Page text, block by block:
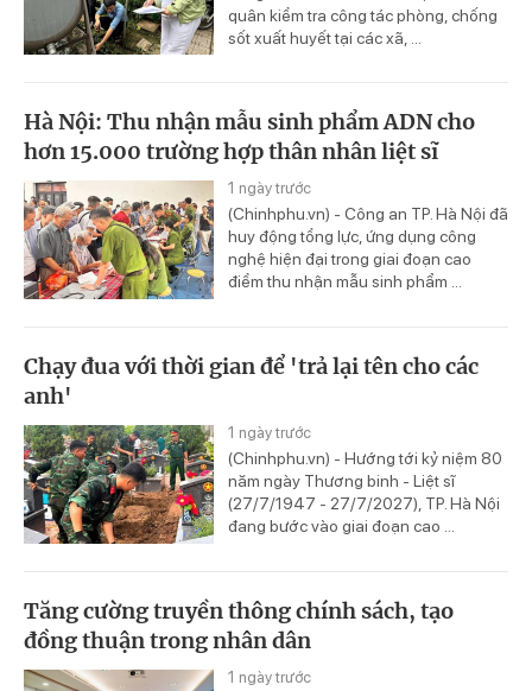
quân kiểm tra công tác phòng, chống
sốt xuất huyết tại các xã, ...
Hà Nội: Thu nhận mẫu sinh phẩm ADN cho
hơn 15.000 trường hợp thân nhân liệt sĩ
1 ngày trước
(Chinhphu.vn) - Công an TP. Hà Nội đã
huy động tổng lực, ứng dụng công
nghệ hiện đại trong giai đoạn cao
điểm thu nhận mẫu sinh phẩm ...
Chạy đua với thời gian để 'trả lại tên cho các
anh'
1 ngày trước
(Chinhphu.vn) - Hướng tới kỷ niệm 80
năm ngày Thương binh - Liệt sĩ
(27/7/1947 - 27/7/2027), TP. Hà Nội
đang bước vào giai đoạn cao ...
Tăng cường truyền thông chính sách, tạo
đồng thuận trong nhân dân
1 ngày trước